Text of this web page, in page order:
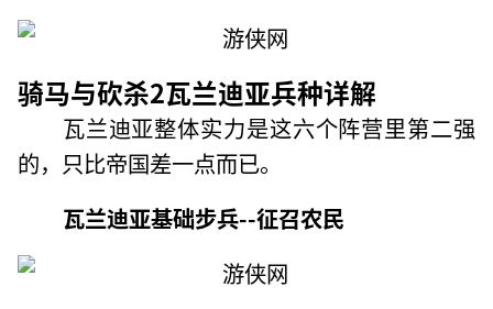
骑马与砍杀2瓦兰迪亚兵种详解
瓦兰迪亚整体实力是这六个阵营里第二强
的，只比帝国差一点而已。
瓦兰迪亚基础步兵--征召农民